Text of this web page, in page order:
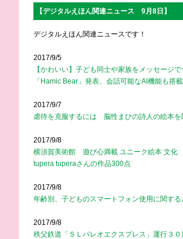
【デジタルえほん関連ニュース 9月8日】
デジタルえほん関連ニュースです！
2017/9/5
【かわいい】子ども同士や家族をメッセージ
「Hamic Bear」発表、会話可能なAI機能も搭載
2017/9/7
虐待を克服するには 脳性まひの詩人の絵本を
2017/9/8
横須賀美術館 遊び心満載 ユニーク絵本 文化
tupera tuperaさんの作品300点
2017/9/8
年齢別、子どものスマートフォン使用に関す
2017/9/8
秩父鉄道「ＳＬパレオエクスプレス」運行３